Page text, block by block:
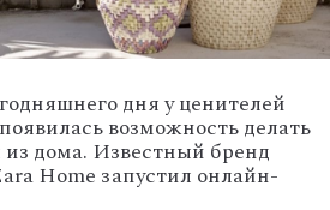
дня у ценителей
возможность делать
дома. Известный бренд
Home запустил онлайн-